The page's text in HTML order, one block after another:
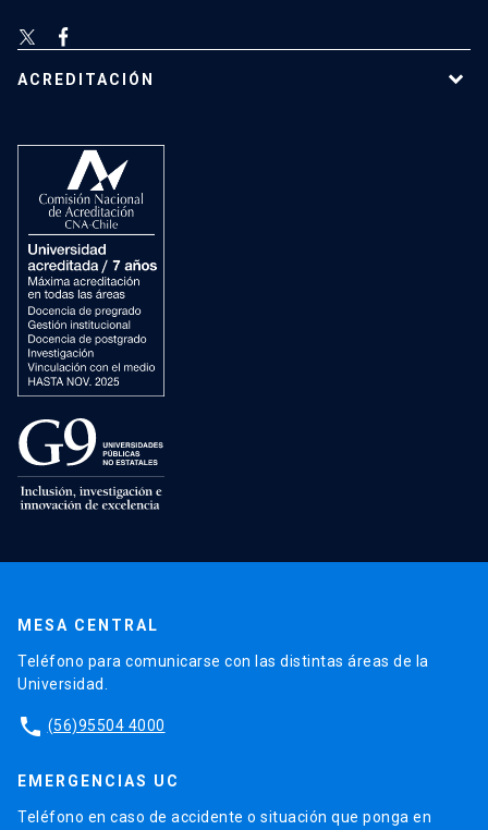
ACREDITACIÓN
MESA CENTRAL
Teléfono para comunicarse con las distintas áreas de la
Universidad.
phone (56)95504 4000
EMERGENCIAS UC
Teléfono en caso de accidente o situación que ponga en